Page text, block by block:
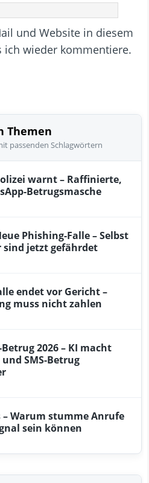
und Website in diesem
ich wieder kommentiere.
Themen
passenden Schlagwörtern
warnt – Raffinierte,
Betrugsmasche
Phishing-Falle – Selbst
sind jetzt gefährdet
endet vor Gericht –
muss nicht zahlen
2026 – KI macht
SMS-Betrug
– Warum stumme Anrufe
sein können